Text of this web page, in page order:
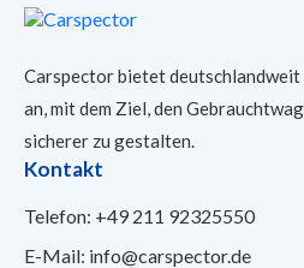
Carspector bietet deutschlandweit
an, mit dem Ziel, den
sicherer zu gestalten.
Kontakt
Telefon: +49 211 92325550
E-Mail: info@carspector.de